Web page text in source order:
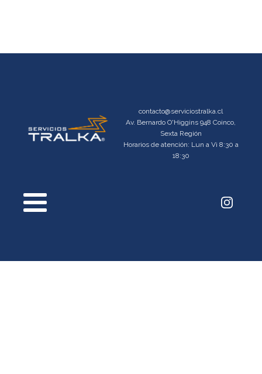
contacto@serviciostralka.cl
Av. Bernardo O'Higgins 948 Coinco,
Sexta Región
Horarios de atención: Lun a Vi 8:30 a
18:30